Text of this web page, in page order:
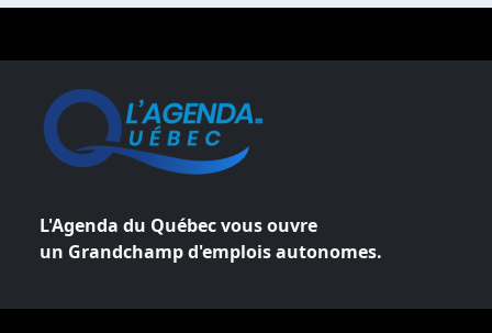
L'Agenda du Québec vous ouvre
un Grandchamp d'emplois autonomes.